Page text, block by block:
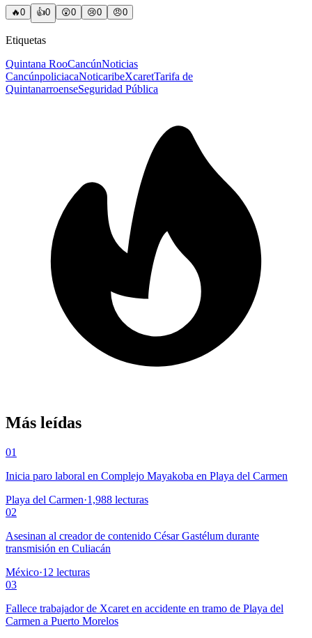
🔥0 👍0 😲0 😢0 😠0
Etiquetas
Quintana RooCancúnNoticias
CancúnpoliciacaNoticaribeXcaretTarifa de
QuintanarroenseSeguridad Pública
Más leídas
01
Inicia paro laboral en Complejo Mayakoba en Playa del Carmen
Playa del Carmen·1,988 lecturas
02
Asesinan al creador de contenido César Gastélum durante
transmisión en Culiacán
México·12 lecturas
03
Fallece trabajador de Xcaret en accidente en tramo de Playa del
Carmen a Puerto Morelos